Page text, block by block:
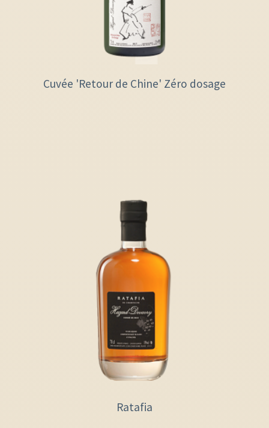
Cuvée 'Retour de Chine' Zéro dosage
Ratafia